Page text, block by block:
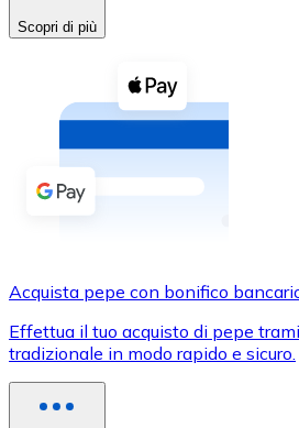
Vedi tutto
Buoni cripto
Acquista criptovalute in
Acquista con contanti
Bonifico SEPA
Usa le carte Visa e
Acquista con carta
Scopri di più
Acquista pepe con bonifico
Effettua il tuo acquisto di pepe
tradizionale in modo rapido e sicuro.